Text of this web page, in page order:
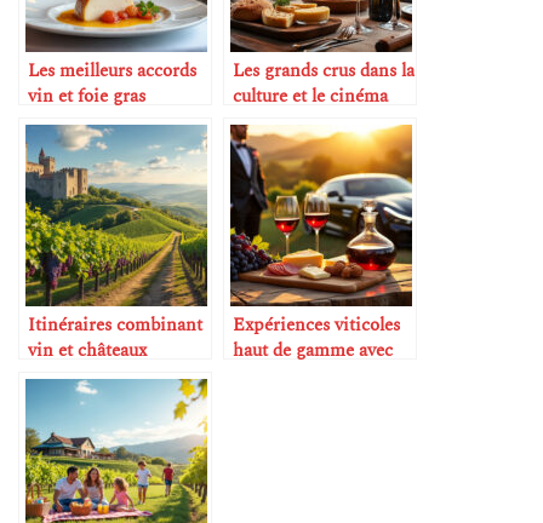
Les meilleurs accords
vin et foie gras
Les grands crus dans la
culture et le cinéma
Itinéraires combinant
vin et châteaux
médiévaux
Expériences viticoles
haut de gamme avec